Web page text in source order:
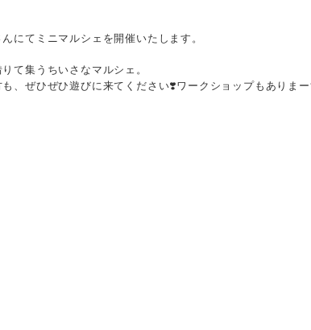
にてミニマルシェを開催いたします。
て集うちいさなマルシェ。
、ぜひぜひ遊びに来てください❣️ワークショップもありま